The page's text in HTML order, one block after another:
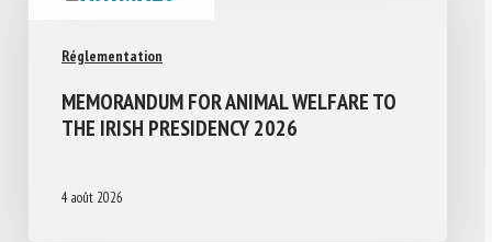
Réglementation
MEMORANDUM FOR ANIMAL WELFARE TO
THE IRISH PRESIDENCY 2026
4 août 2026